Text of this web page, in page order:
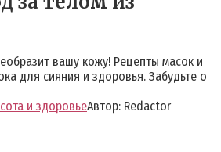
вашу кожу! Рецепты масок и
для сияния и здоровья. Забудьте о
и здоровьеАвтор: Redactor